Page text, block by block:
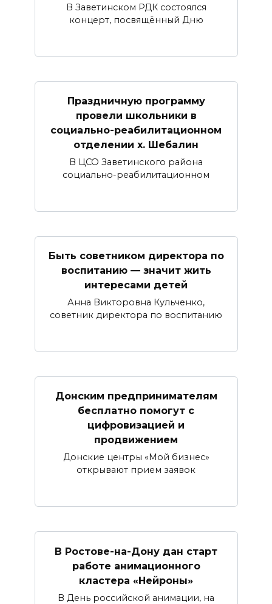
В Заветинском РДК состоялся
концерт, посвящённый Дню
Праздничную программу
провели школьники в
социально-реабилитационном
отделении х. Шебалин
В ЦСО Заветинского района
социально-реабилитационном
Быть советником директора по
воспитанию — значит жить
интересами детей
Анна Викторовна Кульченко,
советник директора по воспитанию
Донским предпринимателям
бесплатно помогут с
цифровизацией и
продвижением
Донские центры «Мой бизнес»
открывают прием заявок
В Ростове-на-Дону дан старт
работе анимационного
кластера «Нейроны»
В День российской анимации, на